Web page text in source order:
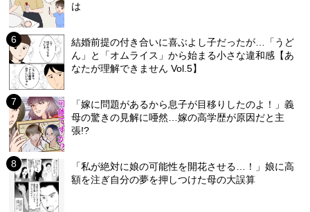
は
結婚前提の付き合いに喜ぶよし子だったが…「うど
ん」と「オムライス」から始まる小さな違和感【あ
なたが理解できません Vol.5】
「嫁に問題があるから息子が目移りしたのよ！」義
母の驚きの見解に唖然…嫁の高学歴が原因だと主
張!?
「私が絶対に娘の可能性を開花させる…！」娘に高
額を注ぎ自分の夢を押しつけた母の大誤算